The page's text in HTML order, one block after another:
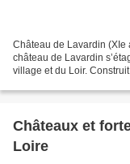
Château de Lavardin (XIe
château de Lavardin
village et du Loir.
Châteaux et
Loire